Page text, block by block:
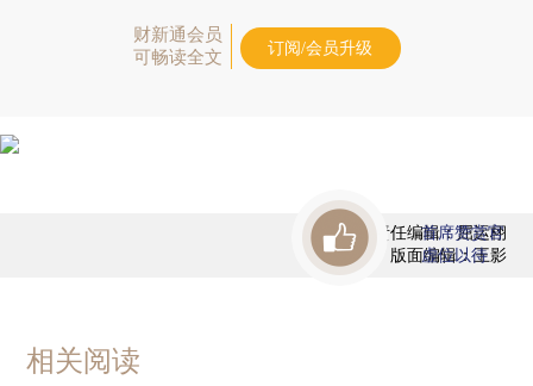
财新通会员
可畅读全文
订阅/会员升级
责任编辑：屈运栩
版面编辑：王影
首席赞赏官
虚位以待
相关阅读